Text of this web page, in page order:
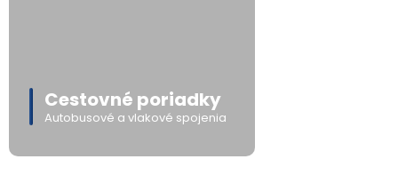
Cestovné poriadky
Autobusové a vlakové spojenia